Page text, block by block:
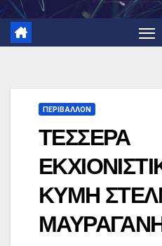
ΠΕΡΙΒΑΛΛΟΝ
ΤΕΣΣΕΡΑ
ΚΥΜΗ